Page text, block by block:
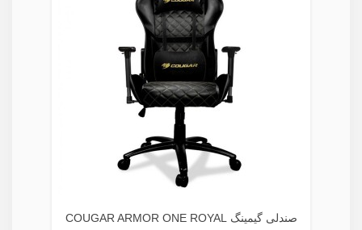
صندلی گیمینگ COUGAR ARMOR ONE ROYAL